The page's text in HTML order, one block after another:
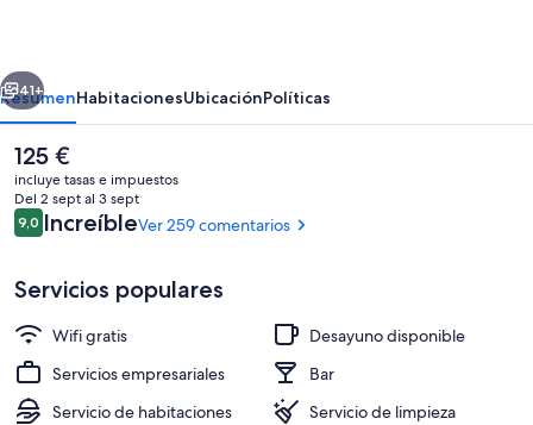
Interior
Siguiente
41+
ResumenHabitacionesUbicaciónPolíticas
El
precio
actual
es
de
125 €
incluye tasas e impuestos
Del 2 sept al 3 sept
Comentarios
9,09,0 de 10
IncreíbleVer 259 comentarios
Servicios populares
Wifi gratis
Desayuno disponible
Servicios empresariales
Bar
Servicio de habitaciones
Servicio de limpieza